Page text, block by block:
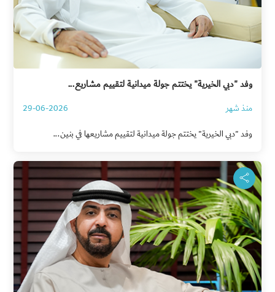
وفد "دبي الخيرية" يختتم جولة ميدانية لتقييم مشاريع...
منذ شهر
29-06-2026
وفد "دبي الخيرية" يختتم جولة ميدانية لتقييم مشاريعها في بنين...